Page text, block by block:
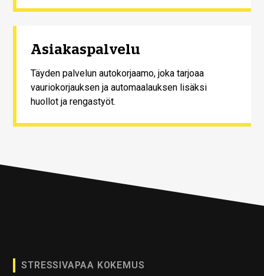
Asiakaspalvelu
Täyden palvelun autokorjaamo, joka tarjoaa
vauriokorjauksen ja automaalauksen lisäksi
huollot ja rengastyöt.
STRESSIVAPAA KOKEMUS